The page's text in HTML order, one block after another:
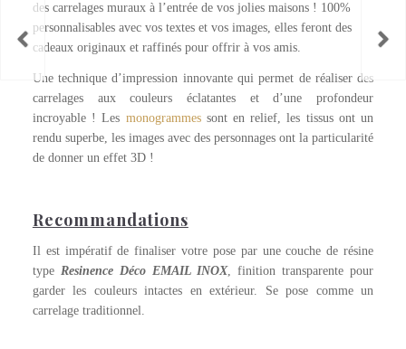
des carrelages muraux à l’entrée de vos jolies maisons ! 100%
personnalisables avec vos textes et vos images, elles feront des
cadeaux originaux et raffinés pour offrir à vos amis.
Une technique d’impression innovante qui permet de réaliser des
carrelages aux couleurs éclatantes et d’une profondeur
incroyable ! Les monogrammessont en relief, les tissus ont un
rendu superbe, les images avec des personnages ont la particularité
de donner un effet 3D !
Recommandations
Il est impératif de finaliser votre pose par une couche de résine
type Resinence Déco EMAIL INOX, finition transparente pour
garder les couleurs intactes en extérieur. Se pose comme un
carrelage traditionnel.